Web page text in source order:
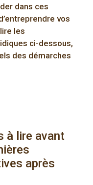
dans ces
vos
les
ci-dessous,
des démarches
à lire avant
après